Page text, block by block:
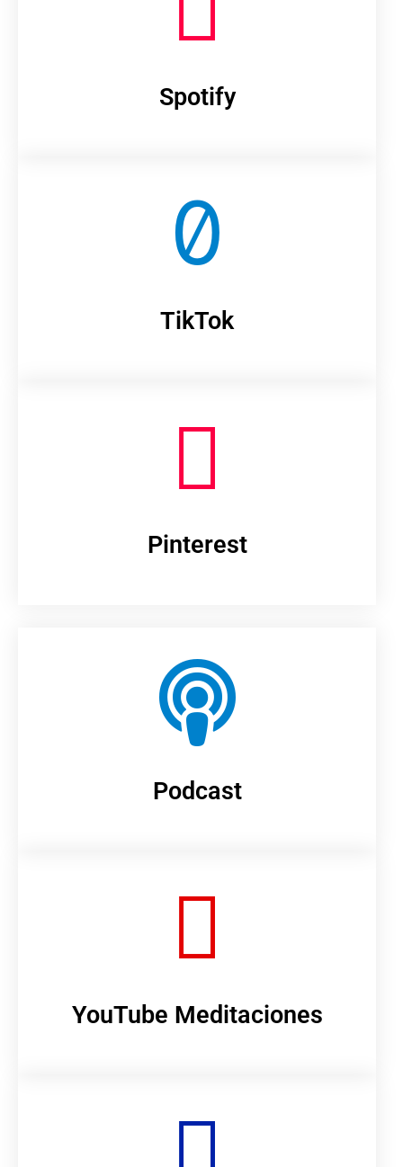
Spotify
TikTok
Pinterest
Podcast
YouTube Meditaciones